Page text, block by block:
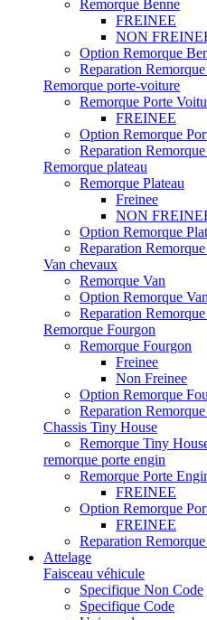
Remorque Benne
FREINEE
NON
Option Remorque
Reparation
Remorque porte-voiture
Remorque Porte
FREINEE
Option Remorque
Reparation
Remorque plateau
Remorque Plateau
Freinee
NON
Option Remorque
Reparation Remorque
Van chevaux
Remorque Van
Option Remorque Van
Reparation
Remorque Fourgon
Remorque Fourgon
Freinee
Non Freinee
Option Remorque
Reparation
Chassis Tiny House
Remorque Tiny
remorque porte engin
Remorque Porte
FREINEE
Option Remorque
FREINEE
Reparation
Attelage
Faisceau véhicule
Specifique Non Code
Specifique Code